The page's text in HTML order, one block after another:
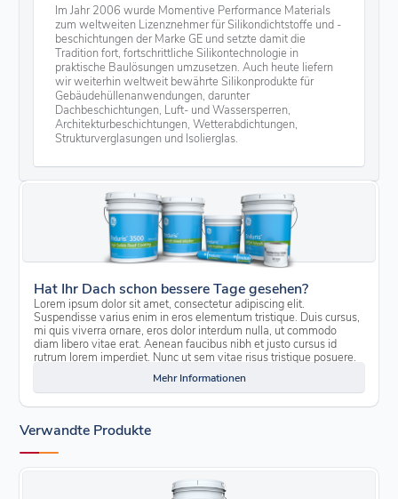
Im Jahr 2006 wurde Momentive Performance Materials
zum weltweiten Lizenznehmer für Silikondichtstoffe und -
beschichtungen der Marke GE und setzte damit die
Tradition fort, fortschrittliche Silikontechnologie in
praktische Baulösungen umzusetzen. Auch heute liefern
wir weiterhin weltweit bewährte Silikonprodukte für
Gebäudehüllenanwendungen, darunter
Dachbeschichtungen, Luft- und Wassersperren,
Architekturbeschichtungen, Wetterabdichtungen,
Strukturverglasungen und Isolierglas.
Hat Ihr Dach schon bessere Tage gesehen?
Lorem ipsum dolor sit amet, consectetur adipiscing elit.
Suspendisse varius enim in eros elementum tristique. Duis cursus,
mi quis viverra ornare, eros dolor interdum nulla, ut commodo
diam libero vitae erat. Aenean faucibus nibh et justo cursus id
rutrum lorem imperdiet. Nunc ut sem vitae risus tristique posuere.
Mehr Informationen
Verwandte Produkte